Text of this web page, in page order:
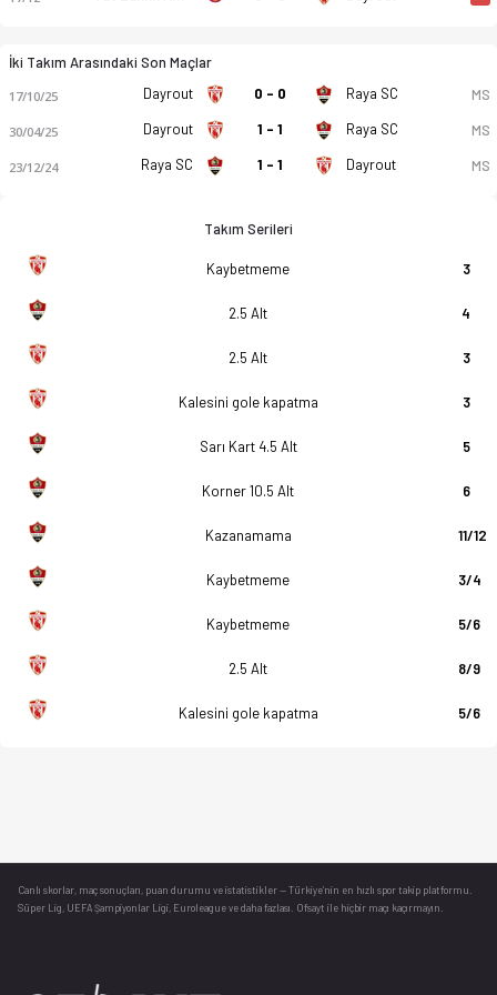
İki Takım Arasındaki Son Maçlar
17/10/25 Dayrout 0 - 0 Raya SC MS
30/04/25 Dayrout 1 - 1 Raya SC MS
23/12/24 Raya SC 1 - 1 Dayrout MS
Takım Serileri
Kaybetmeme 3
2.5 Alt 4
2.5 Alt 3
Kalesini gole kapatma 3
Sarı Kart 4.5 Alt 5
Korner 10.5 Alt 6
Kazanamama 11/12
Kaybetmeme 3/4
Kaybetmeme 5/6
2.5 Alt 8/9
Kalesini gole kapatma 5/6
Canlı skorlar , maç sonuçları, puan durumu ve istatistikler — Türkiye’nin en hızlı spor takip platformu.
Süper Lig, UEFA Şampiyonlar Ligi, Euroleague ve daha fazlası. Ofsayt ile hiçbir maçı kaçırmayın.